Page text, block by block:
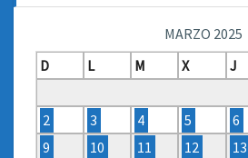
MARZO 2025
D
L M X J
2
3 4 5 6
9
10 11 12 13